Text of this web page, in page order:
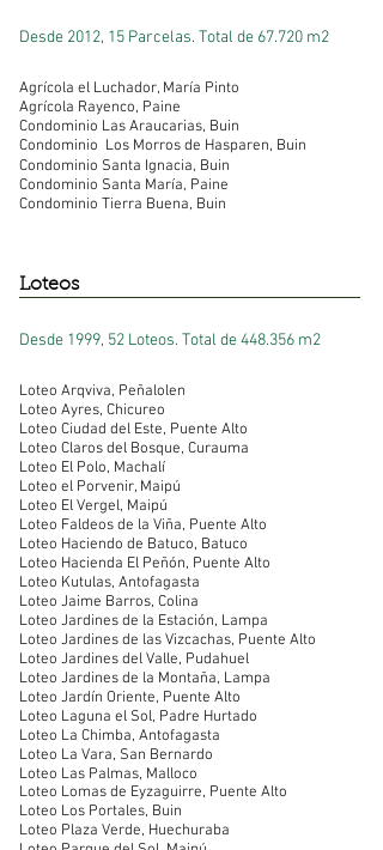
Desde 2012, 15 Parcelas. Total de 67.720 m2
Agrícola el Luchador, María Pinto
Agrícola Rayenco, Paine
Condominio Las Araucarias, Buin​
Condominio Los Morros de Hasparen, Buin​
Condominio Santa Ignacia, Buin​
Condominio Santa María, Paine​
Condominio Tierra Buena, Buin
Loteos
Desde 1999, 52 Loteos. Total de 448.356 m2
Loteo Arqviva, Peñalolen
Loteo Ayres, Chicureo
Loteo Ciudad del Este, Puente Alto​
Loteo Claros del Bosque, Curauma​
Loteo El Polo, Machalí​
Loteo el Porvenir, Maipú​
Loteo El Vergel, Maipú
Loteo Faldeos de la Viña, Puente Alto
Loteo Haciendo de Batuco, Batuco
Loteo Hacienda El Peñón, Puente Alto
Loteo Kutulas, Antofagasta
Loteo Jaime Barros, Colina
Loteo Jardines de la Estación, Lampa
Loteo Jardines de las Vizcachas, Puente Alto
Loteo Jardines del Valle, Pudahuel
Loteo Jardines de la Montaña, Lampa
Loteo Jardín Oriente, Puente Alto
Loteo Laguna el Sol, Padre Hurtado
Loteo La Chimba, Antofagasta
Loteo La Vara, San Bernardo
Loteo Las Palmas, Malloco
Loteo Lomas de Eyzaguirre, Puente Alto
Loteo Los Portales, Buin
Loteo Plaza Verde, Huechuraba